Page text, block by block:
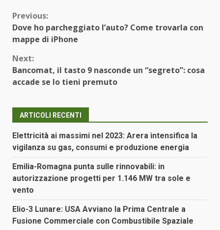
Continue
Reading
Previous:
Dove ho parcheggiato l’auto? Come trovarla con
mappe di iPhone
Next:
Bancomat, il tasto 9 nasconde un “segreto”: cosa
accade se lo tieni premuto
ARTICOLI RECENTI
Elettricità ai massimi nel 2023: Arera intensifica la
vigilanza su gas, consumi e produzione energia
Emilia-Romagna punta sulle rinnovabili: in
autorizzazione progetti per 1.146 MW tra sole e
vento
Elio-3 Lunare: USA Avviano la Prima Centrale a
Fusione Commerciale con Combustibile Spaziale